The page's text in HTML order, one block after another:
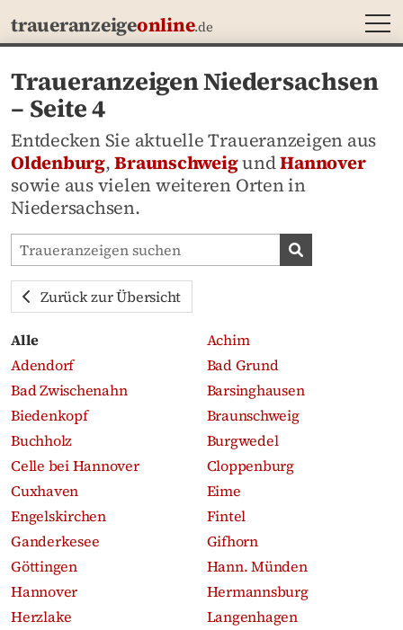
traueranzeigeonline.de
Traueranzeigen Niedersachsen
– Seite 4
Entdecken Sie aktuelle Traueranzeigen aus
Oldenburg,BraunschweigundHannover
sowie aus vielen weiteren Orten in
Niedersachsen.
Traueranzeigen-Portal durchsuchen
Zurück zur Übersicht
Alle
Achim
Adendorf
Bad Grund
Bad Zwischenahn
Barsinghausen
Biedenkopf
Braunschweig
Buchholz
Burgwedel
Celle bei Hannover
Cloppenburg
Cuxhaven
Eime
Engelskirchen
Fintel
Ganderkesee
Gifhorn
Göttingen
Hann. Münden
Hannover
Hermannsburg
Herzlake
Langenhagen